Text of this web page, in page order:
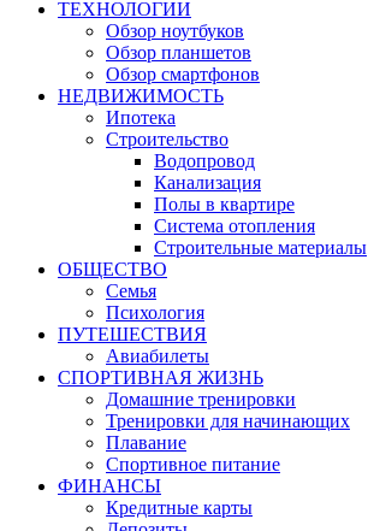
ТЕХНОЛОГИИ
Обзор ноутбуков
Обзор планшетов
Обзор смартфонов
НЕДВИЖИМОСТЬ
Ипотека
Строительство
Водопровод
Канализация
Полы в квартире
Система отопления
Строительные материалы
ОБЩЕСТВО
Семья
Психология
ПУТЕШЕСТВИЯ
Авиабилеты
СПОРТИВНАЯ ЖИЗНЬ
Домашние тренировки
Тренировки для начинающих
Плавание
Спортивное питание
ФИНАНСЫ
Кредитные карты